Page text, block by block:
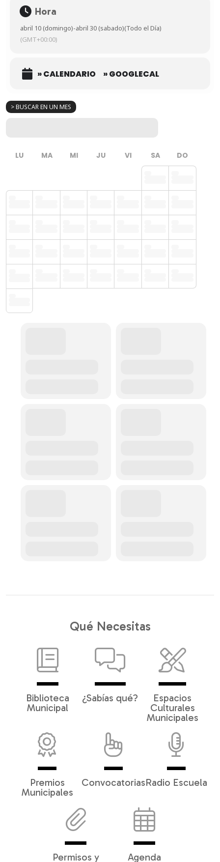
> BUSCAR EN UN MES
LU MA MI JU VI SA DO
Hora
abril 10 (domingo)-abril 30 (sabado)(Todo el Día)
(GMT+00:00)
» CALENDARIO » GOOGLECAL
Qué Necesitas
Biblioteca
Municipal
¿Sabías qué?
Espacios
Culturales
Municipales
Premios
Municipales
ConvocatoriasRadio Escuela
Permisos y
Agenda